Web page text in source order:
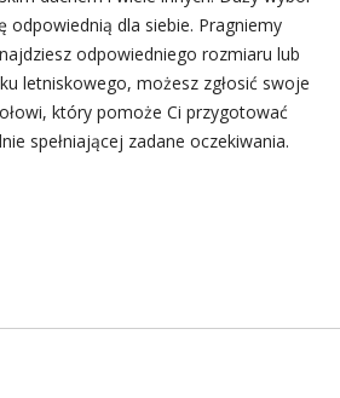
odpowiednią dla siebie. Pragniemy
odpowiedniego rozmiaru lub
letniskowego, możesz zgłosić swoje
który pomoże Ci przygotować
spełniającej zadane oczekiwania.